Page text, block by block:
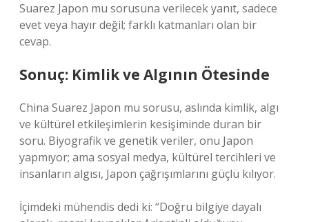
Suarez Japon mu sorusuna verilecek yanıt, sadece
evet veya hayır değil; farklı katmanları olan bir
cevap.
Sonuç: Kimlik ve Algının Ötesinde
China Suarez Japon mu sorusu, aslında kimlik, algı
ve kültürel etkileşimlerin kesişiminde duran bir
soru. Biyografik ve genetik veriler, onu Japon
yapmıyor; ama sosyal medya, kültürel tercihleri ve
insanların algısı, Japon çağrışımlarını güçlü kılıyor.
İçimdeki mühendis dedi ki: “Doğru bilgiye dayalı